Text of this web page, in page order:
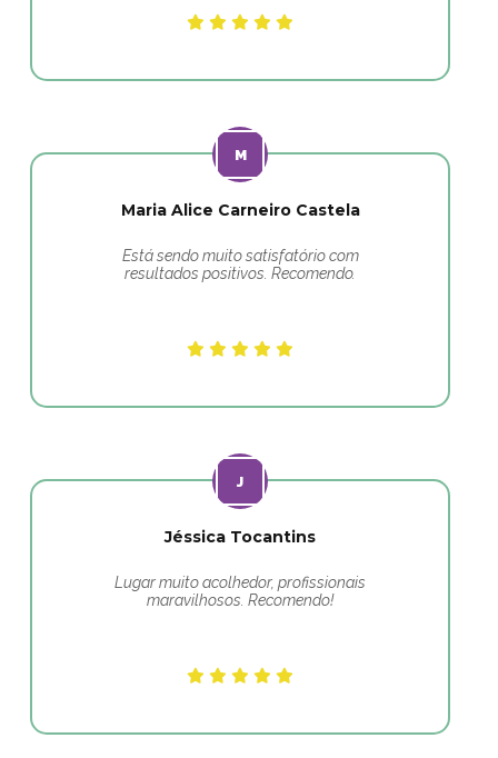
Maria Alice Carneiro Castela
Está sendo muito satisfatório com
resultados positivos. Recomendo.
Jéssica Tocantins
Lugar muito acolhedor, profissionais
maravilhosos. Recomendo!